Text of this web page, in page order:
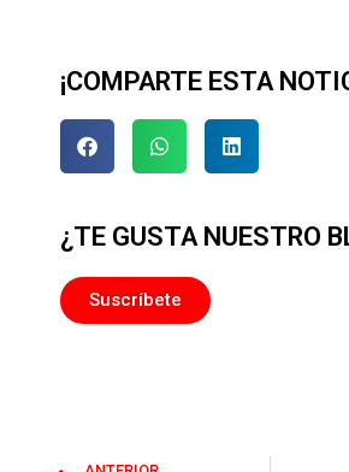
¡COMPARTE ESTA
¿TE GUSTA NUESTRO
Suscríbete